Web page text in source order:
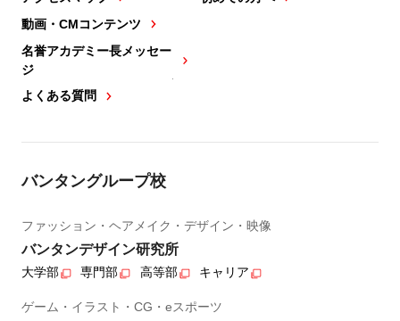
動画・CMコンテンツ
名誉アカデミー長メッセー
ジ
よくある質問
バンタングループ校
ファッション・ヘアメイク・デザイン・映像
バンタンデザイン研究所
大学部 専門部 高等部 キャリア
ゲーム・イラスト・CG・eスポーツ